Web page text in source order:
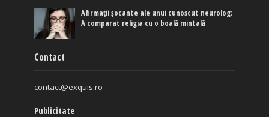
Afirmaţii şocante ale unui cunoscut neurolog:
A comparat religia cu o boală mintală
Contact
contact@exquis.ro
Publicitate